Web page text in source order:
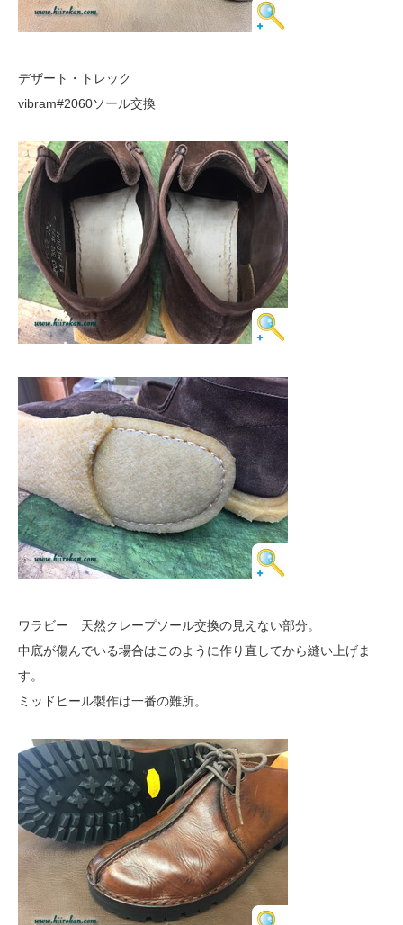
デザート・トレック
vibram#2060ソール交換
ワラビー 天然クレープソール交換の見えない部分。
中底が傷んでいる場合はこのように作り直してから縫い上げま
す。
ミッドヒール製作は一番の難所。